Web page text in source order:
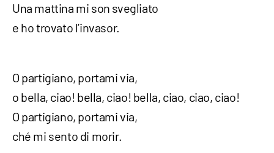
Una mattina mi son svegliato
e ho trovato l’invasor.
O partigiano, portami via,
o bella, ciao! bella, ciao! bella, ciao, ciao, ciao!
O partigiano, portami via,
ché mi sento di morir.